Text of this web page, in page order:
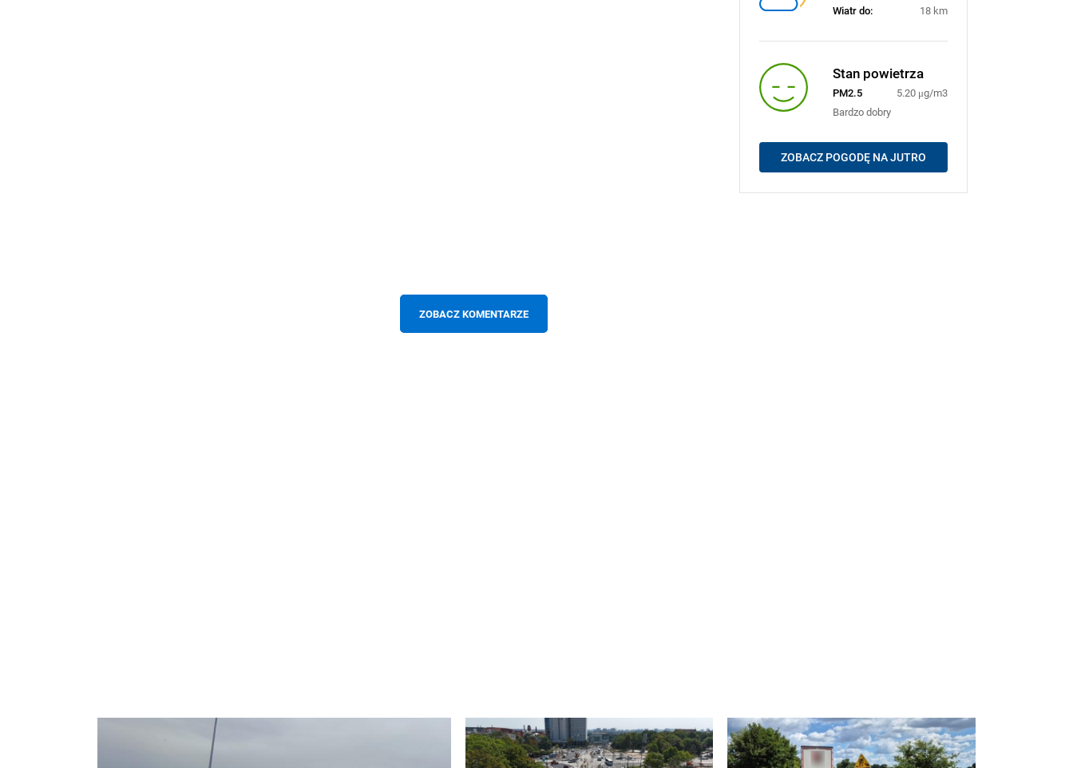
ZOBACZ KOMENTARZE
Wiatr do:
18 km
Stan powietrza
PM2.5
5.20 μg/m3
Bardzo dobry
ZOBACZ POGODĘ NA JUTRO